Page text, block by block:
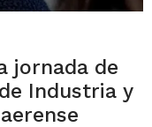
jornada de
Industria y